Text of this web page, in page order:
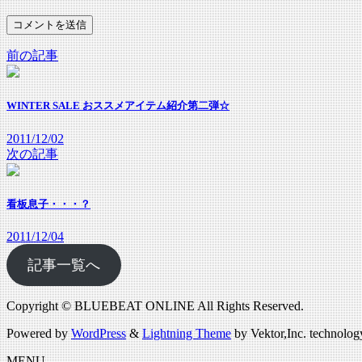
前の記事
WINTER SALE おススメアイテム紹介第二弾☆
2011/12/02
次の記事
看板息子・・・？
2011/12/04
記事一覧へ
Copyright © BLUEBEAT ONLINE All Rights Reserved.
Powered byWordPress&Lightning Themeby Vektor,Inc.